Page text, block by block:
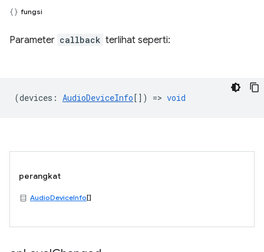
fungsi
Parameter callback terlihat seperti:
(devices : AudioDeviceInfo[]) => void
perangkat
AudioDeviceInfo[]